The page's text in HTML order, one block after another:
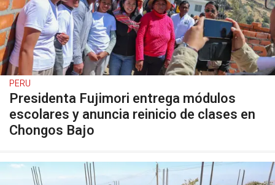
PERU
Presidenta Fujimori entrega módulos
escolares y anuncia reinicio de clases en
Chongos Bajo